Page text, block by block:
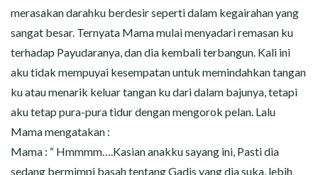
merasakan darahku berdesir seperti dalam kegairahan yang
sangat besar. Ternyata Mama mulai menyadari remasan ku
terhadap Payudaranya, dan dia kembali terbangun. Kali ini
aku tidak mempuyai kesempatan untuk memindahkan tangan
ku atau menarik keluar tangan ku dari dalam bajunya, tetapi
aku tetap pura-pura tidur dengan mengorok pelan. Lalu
Mama mengatakan :
Mama : “ Hmmmm….Kasian anakku sayang ini, Pasti dia
sedang bermimpi basah tentang Gadis yang dia suka, lebih